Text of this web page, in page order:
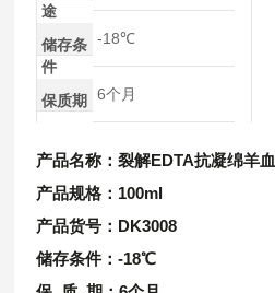
途
储存条
件
-18℃
保质期 6个月
产品名称：裂解EDTA抗凝绵羊血
产品规格：100ml
产品货号： DK3008
储存条件：-18℃